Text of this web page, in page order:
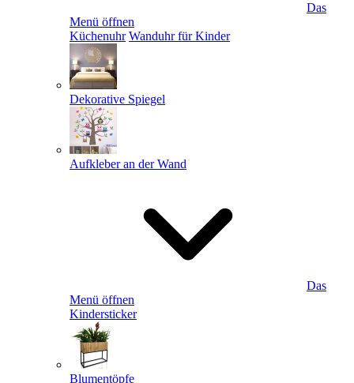
Das
Menü öffnen
Küchenuhr Wanduhr für Kinder
Dekorative Spiegel
Aufkleber an der Wand
Das
Menü öffnen
Kindersticker
Blumentöpfe